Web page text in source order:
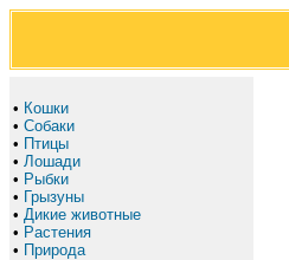
• Кошки
• Собаки
• Птицы
• Лошади
• Рыбки
• Грызуны
• Дикие животные
• Растения
• Природа